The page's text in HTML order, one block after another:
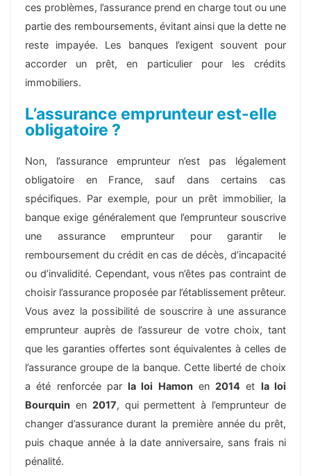
ces problèmes, l’assurance prend en charge tout ou une
partie des remboursements, évitant ainsi que la dette ne
reste impayée. Les banques l’exigent souvent pour
accorder un prêt, en particulier pour les crédits
immobiliers.
L’assurance emprunteur est-elle
obligatoire ?
Non, l’assurance emprunteur n’est pas légalement
obligatoire en France, sauf dans certains cas
spécifiques. Par exemple, pour un prêt immobilier, la
banque exige généralement que l’emprunteur souscrive
une assurance emprunteur pour garantir le
remboursement du crédit en cas de décès, d’incapacité
ou d’invalidité. Cependant, vous n’êtes pas contraint de
choisir l’assurance proposée par l’établissement prêteur.
Vous avez la possibilité de souscrire à une assurance
emprunteur auprès de l’assureur de votre choix, tant
que les garanties offertes sont équivalentes à celles de
l’assurance groupe de la banque. Cette liberté de choix
a été renforcée parla loi Hamonen2014 et la loi
Bourquin en 2017, qui permettent à l’emprunteur de
changer d’assurance durant la première année du prêt,
puis chaque année à la date anniversaire, sans frais ni
pénalité.